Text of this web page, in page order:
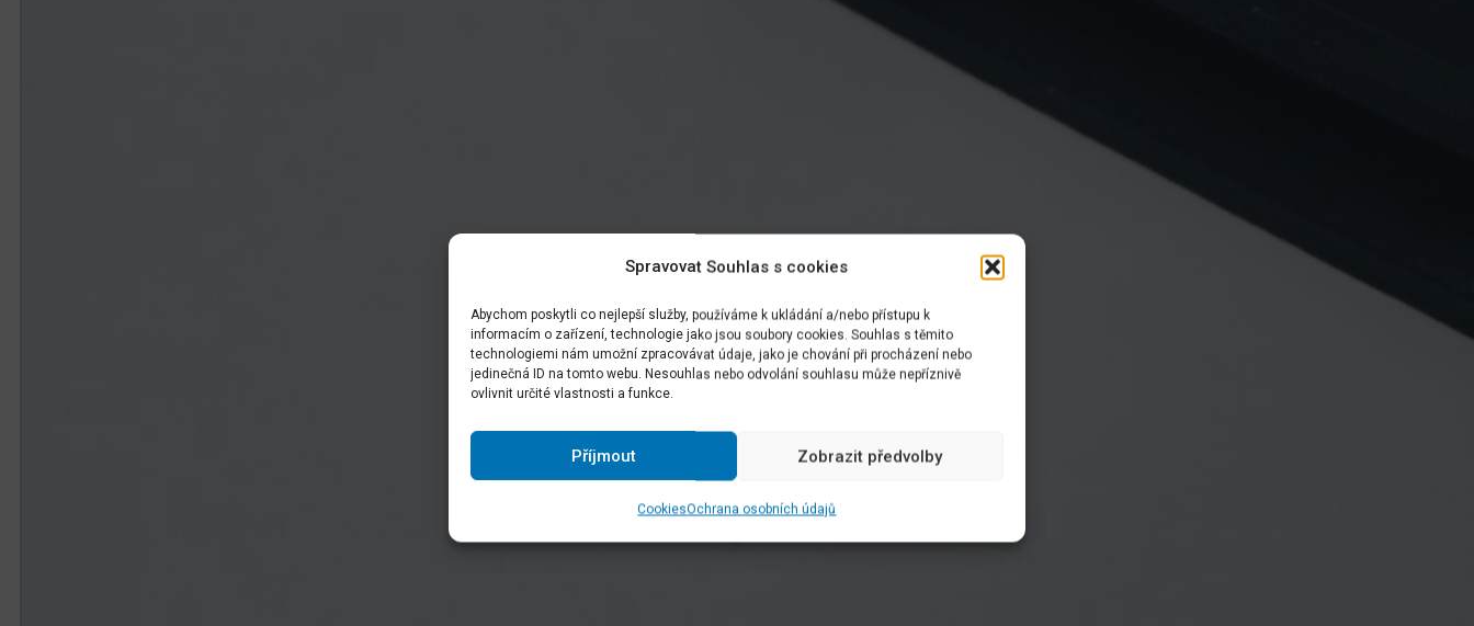
Spravovat Souhlas s cookies
Abychom poskytli co nejlepší služby, používáme k ukládání a/nebo přístupu k
informacím o zařízení, technologie jako jsou soubory cookies. Souhlas s těmito
technologiemi nám umožní zpracovávat údaje, jako je chování při procházení nebo
jedinečná ID na tomto webu. Nesouhlas nebo odvolání souhlasu může nepříznivě
ovlivnit určité vlastnosti a funkce.
Příjmout Zobrazit předvolby
CookiesOchrana osobních údajů